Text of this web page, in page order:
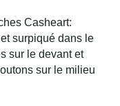
Casheart:
surpiqué dans le
sur le devant et
sur le milieu